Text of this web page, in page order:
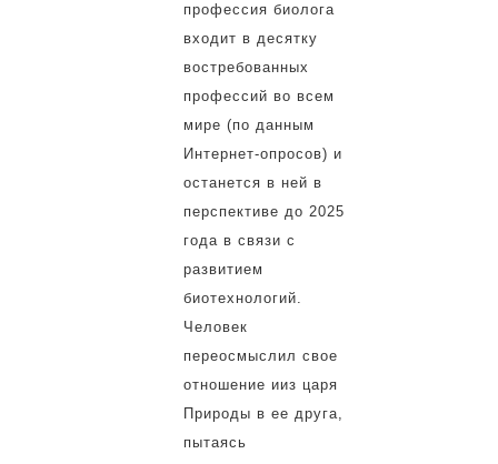
профессия биолога
входит в десятку
востребованных
профессий во всем
мире (по данным
Интернет-опросов) и
останется в ней в
перспективе до 2025
года в связи с
развитием
биотехнологий.
Человек
переосмыслил свое
отношение ииз царя
Природы в ее друга,
пытаясь